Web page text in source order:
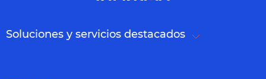
Soluciones y servicios destacados